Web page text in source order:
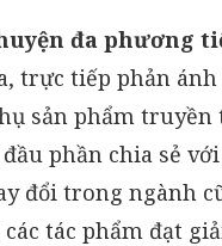
đa phương
trực tiếp phản
sản phẩm truyền
phần chia sẻ
đổi trong ngành
tác phẩm đạt